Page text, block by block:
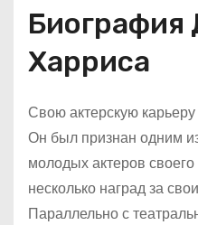
Биография
Харриса
Свою актерскую
Он был признан одним
молодых актеров
несколько наград за
Параллельно с